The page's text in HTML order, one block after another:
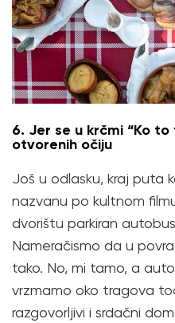
6. Jer se u krčmi “Ko
otvorenih očiju
Još u odlasku, kraj puta
nazvanu po kultnom
dvorištu parkiran
Nameračismo da u
tako. No, mi tamo, a
vrzmamo oko tragova
razgovorljivi i srdačni